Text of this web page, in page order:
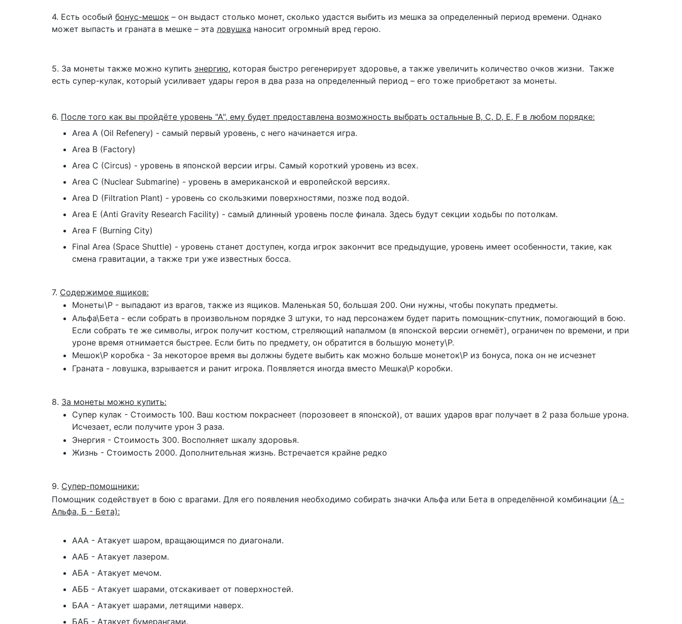
4. Есть особый бонус-мешок – он выдаст столько монет, сколько удастся выбить из мешка за определенный период времени. Однако
может выпасть и граната в мешке – эта ловушка наносит огромный вред герою.
5. За монеты также можно купить энергию, которая быстро регенерирует здоровье, а также увеличить количество очков жизни. Также
есть супер-кулак, который усиливает удары героя в два раза на определенный период – его тоже приобретают за монеты.
6. После того как вы пройдёте уровень "А", ему будет предоставлена возможность выбрать остальные B, C, D, E, F в любом порядке:
Area A (Oil Refenery) - самый первый уровень, с него начинается игра.
Area B (Factory)
Area C (Circus) - уровень в японской версии игры. Самый короткий уровень из всех.
Area C (Nuclear Submarine) - уровень в американской и европейской версиях.
Area D (Filtration Plant) - уровень со скользкими поверхностями, позже под водой.
Area E (Anti Gravity Research Facility) - самый длинный уровень после финала. Здесь будут секции ходьбы по потолкам.
Area F (Burning City)
Final Area (Space Shuttle) - уровень станет доступен, когда игрок закончит все предыдущие, уровень имеет особенности, такие, как
смена гравитации, а также три уже известных босса.
7. Содержимое ящиков:
Монеты\P - выпадают из врагов, также из ящиков. Маленькая 50, большая 200. Они нужны, чтобы покупать предметы.
Альфа\Бета - если собрать в произвольном порядке 3 штуки, то над персонажем будет парить помощник-спутник, помогающий в бою.
Если собрать те же символы, игрок получит костюм, стреляющий напалмом (в японской версии огнемёт), ограничен по времени, и при
уроне время отнимается быстрее. Если бить по предмету, он обратится в большую монету\Р.
Мешок\Р коробка - За некоторое время вы должны будете выбить как можно больше монеток\Р из бонуса, пока он не исчезнет
Граната - ловушка, взрывается и ранит игрока. Появляется иногда вместо Мешка\Р коробки.
8. За монеты можно купить:
Супер кулак - Стоимость 100. Ваш костюм покраснеет (порозовеет в японской), от ваших ударов враг получает в 2 раза больше урона.
Исчезает, если получите урон 3 раза.
Энергия - Стоимость 300. Восполняет шкалу здоровья.
Жизнь - Стоимость 2000. Дополнительная жизнь. Встречается крайне редко
9. Супер-помощники:
Помощник содействует в бою с врагами. Для его появления необходимо собирать значки Альфа или Бета в определённой комбинации (А -
Альфа, Б - Бета):
ААА - Атакует шаром, вращающимся по диагонали.
ААБ - Атакует лазером.
АБА - Атакует мечом.
АББ - Атакует шарами, отскакивает от поверхностей.
БАА - Атакует шарами, летящими наверх.
БАБ - Атакует бумерангами.